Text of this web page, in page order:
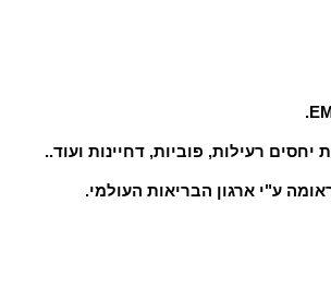
רעילות, פוביות, דחיינות ועוד..